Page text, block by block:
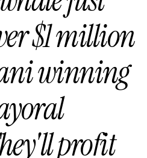
$1 million
winning
profit